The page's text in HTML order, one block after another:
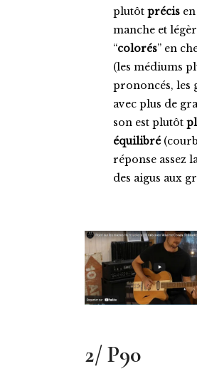
plutôt précis en
manche et
“colorés” en
(les médiums
prononcés, les
avec plus de
son est plutôt
équilibré
réponse assez
des aigus aux
2/ P90